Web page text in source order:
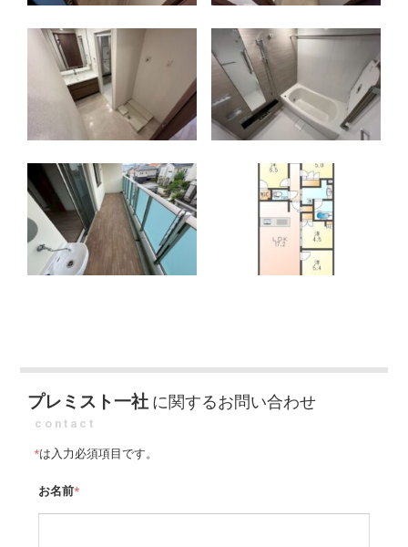
プレミスト一社 に関するお問い合わせ
contact
*は入力必須項目です。
お名前*